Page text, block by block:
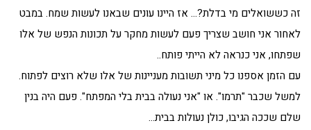
זה כששואלים מי בדלת?… אז היינו עונים שבאנו לעשות שמח. במבט
לאחור אני חושב שצריך פעם לעשות מחקר על תכונות הנפש של אלו
שפתחו, אני כנראה לא הייתי פותח..
עם הזמן אספנו כל מיני תשובות מעניינות של אלו שלא רוצים לפתוח.
למשל שכבר "תרמו". או "אני נעולה בבית בלי המפתח". פעם היה בנין
שלם שככה הגיבו, כולן נעולות בבית…